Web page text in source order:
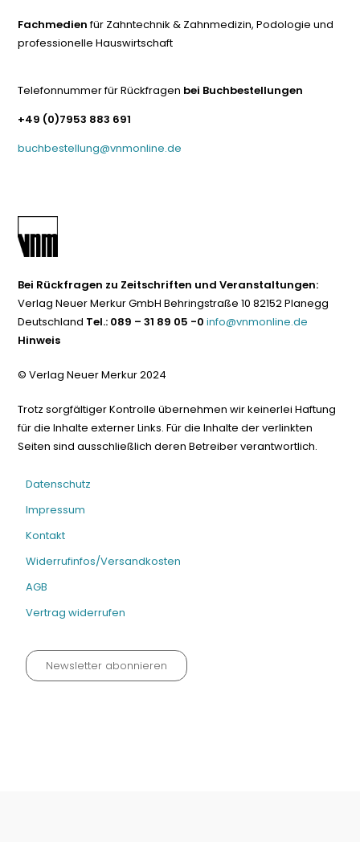
Fachmedienfür Zahntechnik & Zahnmedizin, Podologie und
professionelle Hauswirtschaft
Telefonnummer für Rückfragen bei Buchbestellungen
+49 (0)7953 883 691
buchbestellung@vnmonline.de
Bei Rückfragen zu Zeitschriften und Veranstaltungen:
Verlag Neuer Merkur GmbH Behringstraße 10 82152 Planegg
Deutschland Tel.: 089 – 31 89 05 -0 info@vnmonline.de
Hinweis
© Verlag Neuer Merkur 2024
Trotz sorgfältiger Kontrolle übernehmen wir keinerlei Haftung
für die Inhalte externer Links. Für die Inhalte der verlinkten
Seiten sind ausschließlich deren Betreiber verantwortlich.
Datenschutz
Impressum
Kontakt
Widerrufinfos/Versandkosten
AGB
Vertrag widerrufen
Newsletter abonnieren